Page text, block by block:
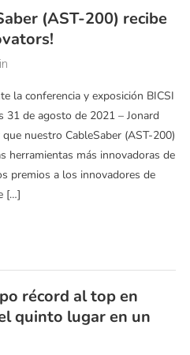
(AST-200) recibe
la conferencia y exposición BICSI
31 de agosto de 2021 – Jonard
nuestro CableSaber (AST-200)
herramientas más innovadoras de
premios a los innovadores de
[…]
récord al top en
quinto lugar en un